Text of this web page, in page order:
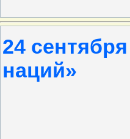
24 сентября
наций»